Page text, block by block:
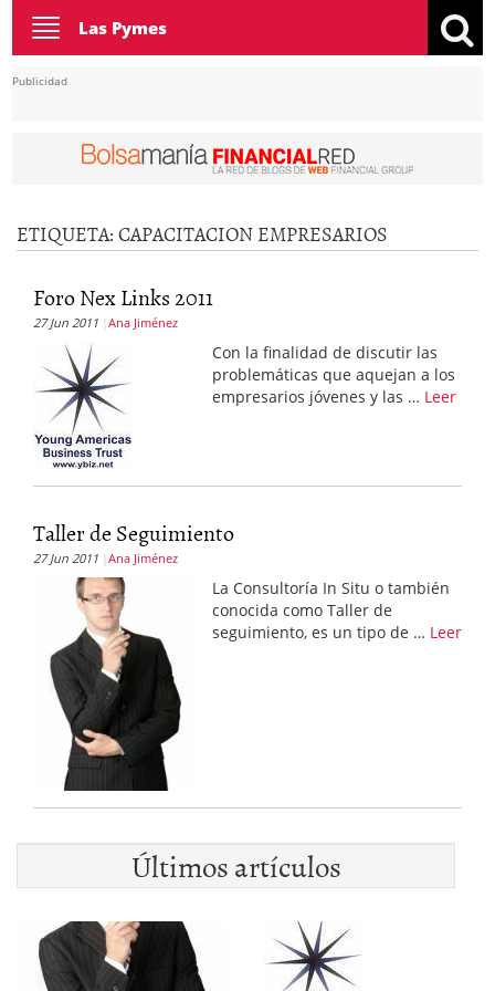
Toggle
navigation
Las Pymes
Publicidad
ETIQUETA:CAPACITACION EMPRESARIOS
Foro Nex Links 2011
27 Jun 2011 Ana Jiménez
Con la finalidad de discutir las
problemáticas que aquejan a los
empresarios jóvenes y las … Leer
Taller de Seguimiento
27 Jun 2011 Ana Jiménez
La Consultoría In Situ o también
conocida como Taller de
seguimiento, es un tipo de … Leer
Últimos artículos